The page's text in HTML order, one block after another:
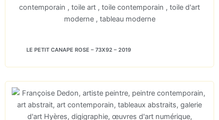
LE PETIT CANAPE ROSE – 73X92 – 2019